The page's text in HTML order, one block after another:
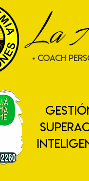
La
• COACH